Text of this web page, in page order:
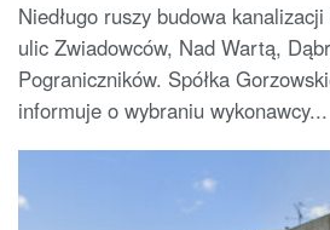
Niedługo ruszy budowa
ulic Zwiadowców, Nad Wartą,
Pograniczników. Spółka
informuje o wybraniu wykonawcy...